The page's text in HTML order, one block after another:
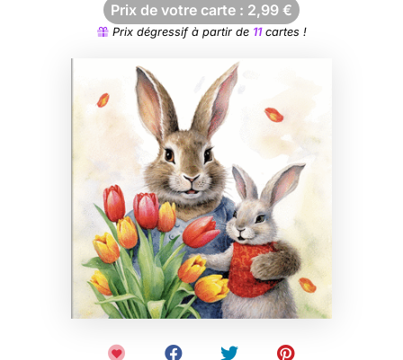
Prix de votre carte : 2,99 €
Prix dégressif à partir de 11cartes !